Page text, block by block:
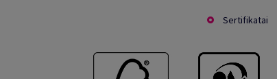
Sertifikatai